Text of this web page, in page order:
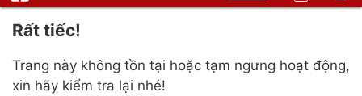
Rất tiếc!
Trang này không tồn tại hoặc tạm ngưng hoạt động,
xin hãy kiểm tra lại nhé!